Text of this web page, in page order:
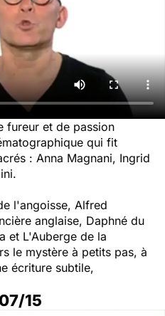
fureur et de passion
qui fit
: Anna Magnani, Ingrid
l'angoisse, Alfred
anglaise, Daphné du
et L'Auberge de la
le mystère à petits pas, à
écriture subtile,
15